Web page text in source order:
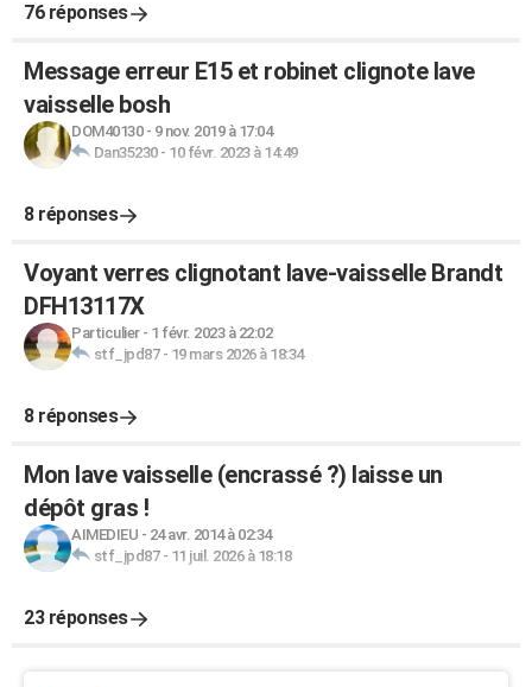
76 réponses
Message erreur E15 et robinet clignote lave
vaisselle bosh
DOM40130- 9 nov. 2019 à 17:04
Dan35230- 10 févr. 2023 à 14:49
8 réponses
Voyant verres clignotant lave-vaisselle Brandt
DFH13117X
Particulier- 1 févr. 2023 à 22:02
stf_jpd87- 19 mars 2026 à 18:34
8 réponses
Mon lave vaisselle (encrassé ?) laisse un
dépôt gras !
AIMEDIEU - 24 avr. 2014 à 02:34
stf_jpd87- 11 juil. 2026 à 18:18
23 réponses